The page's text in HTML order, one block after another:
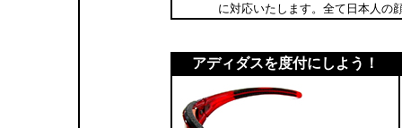
に対応いたします。全て日本人の
アディダスを度付にしよう！